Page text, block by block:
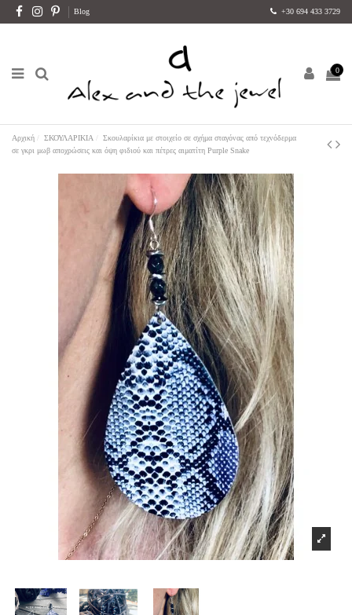
Blog +30 694 433 3729
0
Αρχική ΣΚΟΥΛΑΡΙΚΙΑ
Σκουλαρίκια με στοιχείο σε σχήμα σταγόνας από τεχνόδερμα
σε γκρι μωβ αποχρώσεις και όψη φιδιού και πέτρες αιματίτη Purple Snake